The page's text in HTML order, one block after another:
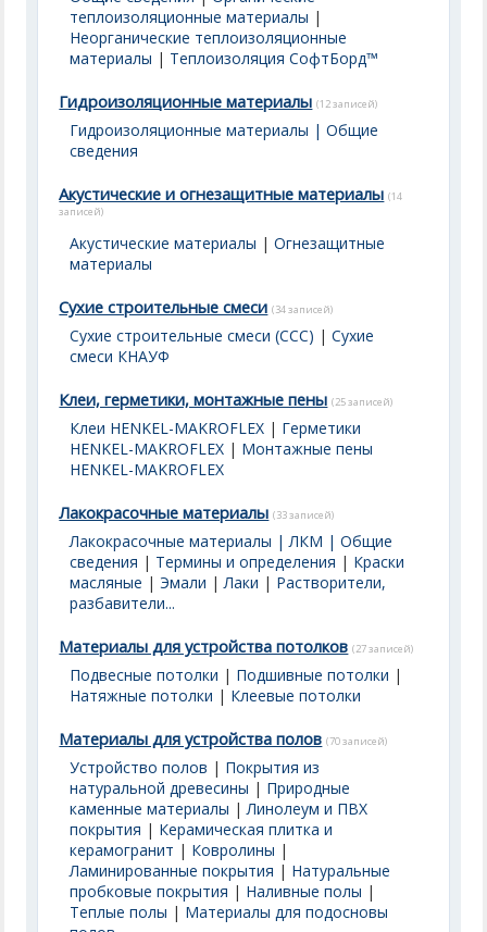
теплоизоляционные материалы |
Неорганические теплоизоляционные
материалы | Теплоизоляция СофтБорд™
Гидроизоляционные материалы (12 записей)
Гидроизоляционные материалы | Общие
сведения
Акустические и огнезащитные материалы (14
записей)
Акустические материалы |Огнезащитные
материалы
Сухие строительные смеси (34 записей)
Сухие строительные смеси (ССС) |Сухие
смеси КНАУФ
Клеи, герметики, монтажные пены (25 записей)
Клеи HENKEL-MAKROFLEX | Герметики
HENKEL-MAKROFLEX | Монтажные пены
HENKEL-MAKROFLEX
Лакокрасочные материалы (33 записей)
Лакокрасочные материалы | ЛКМ | Общие
сведения | Термины и определения | Краски
масляные |Эмали |Лаки | Растворители,
разбавители...
Материалы для устройства потолков (27 записей)
Подвесные потолки | Подшивные потолки |
Натяжные потолки | Клеевые потолки
Материалы для устройства полов (70 записей)
Устройство полов | Покрытия из
натуральной древесины | Природные
каменные материалы |Линолеум и ПВХ
покрытия | Керамическая плитка и
керамогранит | Ковролины |
Ламинированные покрытия | Натуральные
пробковые покрытия | Наливные полы |
Теплые полы | Материалы для подосновы